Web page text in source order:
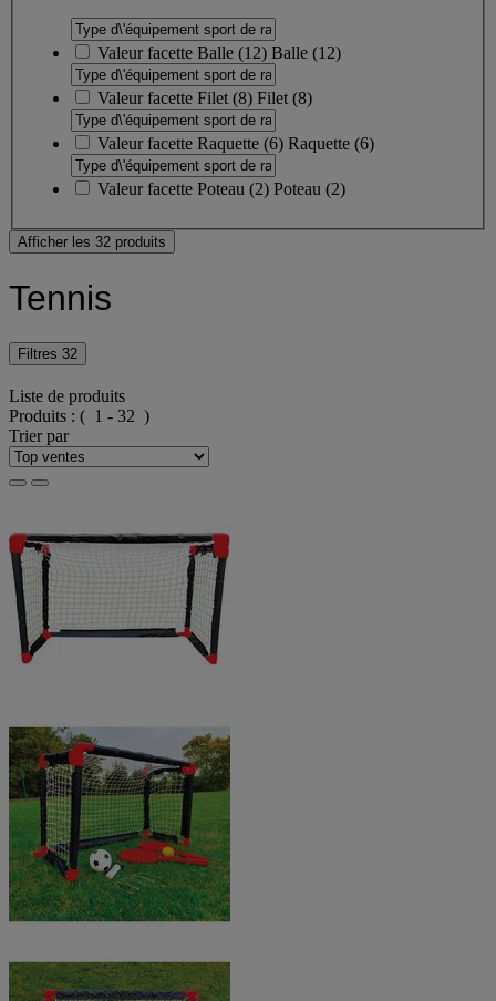
Valeur facette Balle (12) Balle (12)
Valeur facette Filet (8) Filet (8)
Valeur facette Raquette (6) Raquette (6)
Valeur facette Poteau (2) Poteau (2)
Afficher les 32 produits
Tennis
Filtres 32
Liste de produits
Produits : ( 1 - 32 )
Trier par